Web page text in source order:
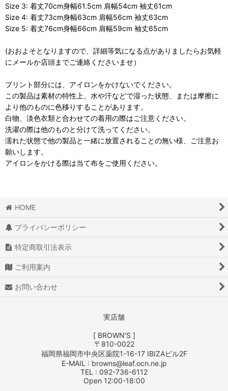
Size 3: 着丈70cm身幅61.5cm 肩幅54cm 袖丈61cm
Size 4: 着丈73cm身幅63cm 肩幅56cm 袖丈63cm
Size 5: 着丈76cm身幅66cm 肩幅59cm 袖丈65cm
(おおよそとなりますので、詳細等気になる点がありましたらお気軽
にメールか店頭までご連絡くださいませ）
プリント部分には、アイロンをかけないでください。
この製品は素材の特性上、水や汗などで湿った状態、または摩擦に
より他のものに色移りすることがあります。
白物、淡色衣類と合わせての着用の際はご注意ください。
洗濯の際は他のものと分けて洗ってください。
濡れた状態で他の製品と一緒に放置されることの無い様、ご注意お
願いします。
アイロンをかける際は当て布をご使用ください。
HOME
プライバシーポリシー
特定商取引法表示
ご利用案内
お問い合わせ
実店舗
[ BROWN'S ]
〒810-0022
福岡県福岡市中央区薬院1-16-17 IBIZAビル2F
E-MAIL : browns@leaf.ocn.ne.jp
TEL : 092-736-6112
Open 12:00-18:00